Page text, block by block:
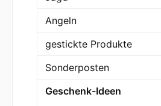
Angeln
gestickte Produkte
Sonderposten
Geschenk-Ideen